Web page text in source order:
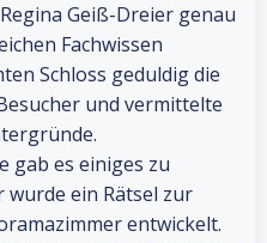
Geiß-Dreier genau
Fachwissen
Schloss geduldig die
und vermittelte
gab es einiges zu
wurde ein Rätsel zur
entwickelt.